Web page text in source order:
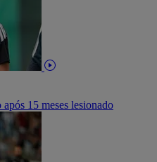
15 meses lesionado